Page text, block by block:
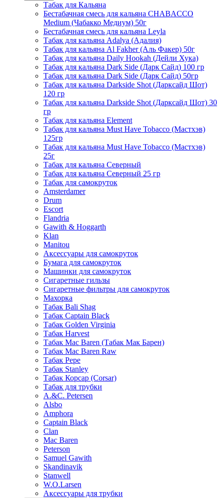
Табак для Кальяна
Бестабачная смесь для кальяна CHABACCO
Medium (Чабакко Медиум) 50г
Бестабачная смесь для кальяна Leyla
Табак для кальяна Adalya (Адалия)
Табак для кальяна Al Fakher (Аль Факер) 50г
Табак для кальяна Daily Hookah (Дейли Хука)
Табак для кальяна Dark Side (Дарк Сайд) 100 гр
Табак для кальяна Dark Side (Дарк Сайд) 50гр
Табак для кальяна Darkside Shot (Дарксайд Шот)
120 гр
Табак для кальяна Darkside Shot (Дарксайд Шот) 30
гр
Табак для кальяна Element
Табак для кальяна Must Have Tobacco (Мастхэв)
125гр
Табак для кальяна Must Have Tobacco (Мастхэв)
25г
Табак для кальяна Северный
Табак для кальяна Северный 25 гр
Табак для самокруток
Amsterdamer
Drum
Escort
Flandria
Gawith & Hoggarth
Klan
Manitou
Аксессуары для самокруток
Бумага для самокруток
Машинки для самокруток
Сигаретные гильзы
Сигаретные фильтры для самокруток
Махорка
Табак Bali Shag
Табак Captain Black
Табак Golden Virginia
Табак Harvest
Табак Mac Baren (Табак Мак Барен)
Табак Mac Baren Raw
Табак Pepe
Табак Stanley
Табак Корсар (Corsar)
Табак для трубки
A.&C. Petersen
Alsbo
Amphora
Captain Black
Clan
Mac Baren
Peterson
Samuel Gawith
Skandinavik
Stanwell
W.O.Larsen
Аксессуары для трубки